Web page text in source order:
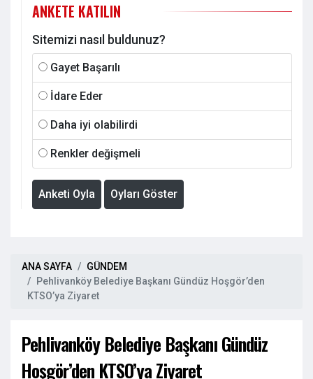
ANKETE KATILIN
Sitemizi nasıl buldunuz?
Gayet Başarılı
İdare Eder
Daha iyi olabilirdi
Renkler değişmeli
Anketi Oyla Oyları Göster
ANA SAYFA
GÜNDEM
Pehlivanköy Belediye Başkanı Gündüz Hoşgör’den
KTSO’ya Ziyaret
Pehlivanköy Belediye Başkanı Gündüz
Hoşgör’den KTSO’ya Ziyaret